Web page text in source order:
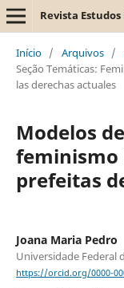
Revista
Início / Arquivos /
Seção Temáticas:
las derechas actuales
Modelos
feminismo
prefeitas
Joana Maria Pedro
Universidade Federal
https://orcid.org/0000-